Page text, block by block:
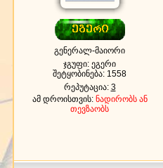
გენერალ-მაიორი
ჯგუფი: ეგერი
შეტყობინება: 1558
რეპუტაცია: 3
ამ დროისთვის: ნადირობს ან
თევზაობს